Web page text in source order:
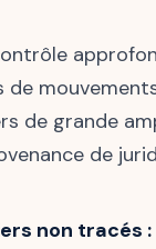
de
de grande
de
non tracés :